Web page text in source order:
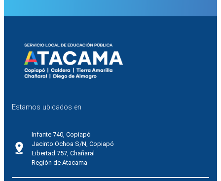
Estamos ubicados en
Infante 740, Copiapó
Jacinto Ochoa S/N, Copiapó
Libertad 757, Chañaral
Región de Atacama